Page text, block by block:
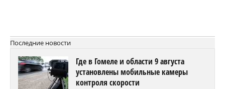
Последние новости
Где в Гомеле и области 9 августа
установлены мобильные камеры
контроля скорости